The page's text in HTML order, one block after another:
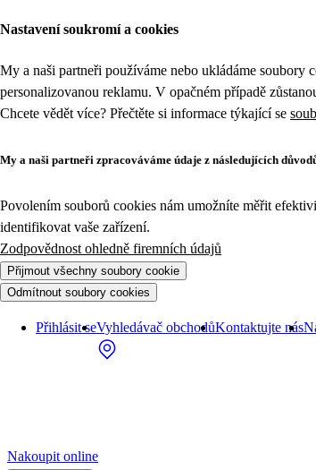
Nastavení soukromí a cookies
My a naši partneři používáme nebo ukládáme
personalizovanou reklamu. V opačném případě
Chcete vědět více? Přečtěte si informace týkající se
My a naši partneři zpracováváme údaje z následujících
Povolením souborů cookies nám umožníte měřit
identifikovat vaše zařízení.
Zodpovědnost ohledně firemních údajů
Přijmout všechny soubory cookie
Odmítnout soubory cookies
Přihlásit seVyhledávač obchodůKontaktujte nás
Nakoupit online